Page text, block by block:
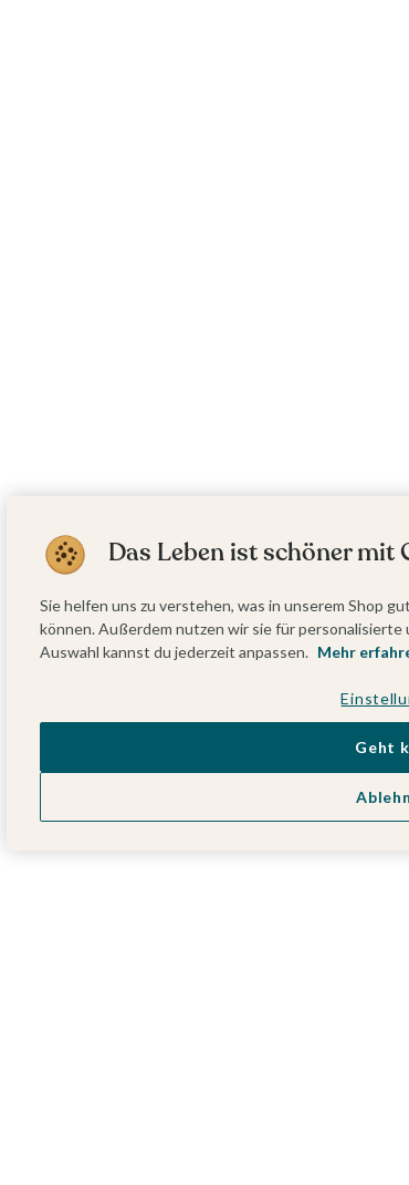
Das Leben ist schöner mit
Sie helfen uns zu verstehen, was in unserem Shop
können. Außerdem nutzen wir sie für
Auswahl kannst du jederzeit anpassen. Mehr
Geht